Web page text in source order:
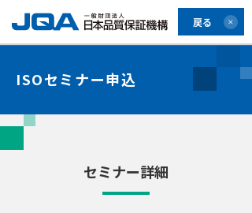
戻る
ISOセミナー申込
セミナー詳細